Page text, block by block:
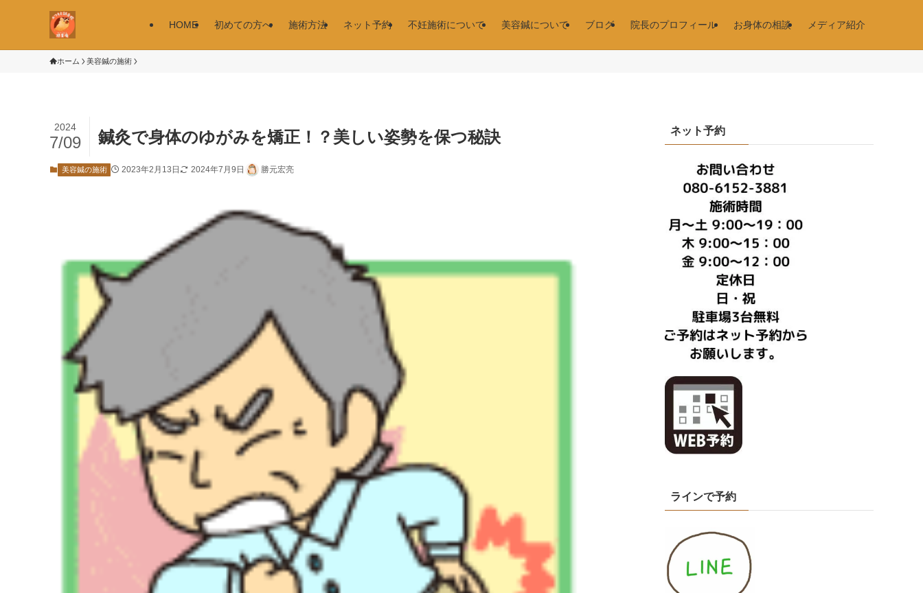
HOME 初めての方へ 施術方法 ネット予約 不妊施術について 美容鍼について ブログ 院長のプロフィール お身体の相談 メディア紹介
ホーム 美容鍼の施術
鍼灸で身体のゆがみを矯正！？美しい姿勢を保つ秘訣
2024
7/09
美容鍼の施術 2023年2月13日 2024年7月9日 勝元宏亮
ネット予約
ラインで予約